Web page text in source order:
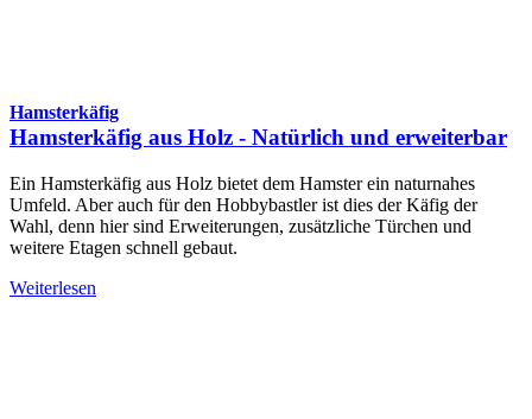
Hamsterkäfig
Hamsterkäfig aus Holz - Natürlich und erweiterbar
Ein Hamsterkäfig aus Holz bietet dem Hamster ein naturnahes
Umfeld. Aber auch für den Hobbybastler ist dies der Käfig der
Wahl, denn hier sind Erweiterungen, zusätzliche Türchen und
weitere Etagen schnell gebaut.
Weiterlesen